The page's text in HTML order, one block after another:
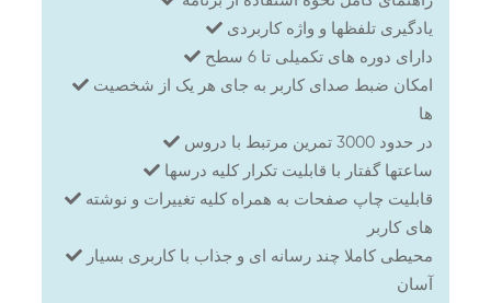
یادگیری تلفظها و واژه کاربردی
دارای دوره های تکمیلی تا 6 سطح
امکان ضبط صدای کاربر به جای هر یک از شخصیت
ها
در حدود 3000 تمرین مرتبط با دروس
ساعتها گفتار با قابلیت تکرار کلیه درسها
قابلیت چاپ صفحات به همراه کلیه تغییرات و نوشته
های کاربر
محیطی کاملا چند رسانه ای و جذاب با کاربری بسیار
آسان